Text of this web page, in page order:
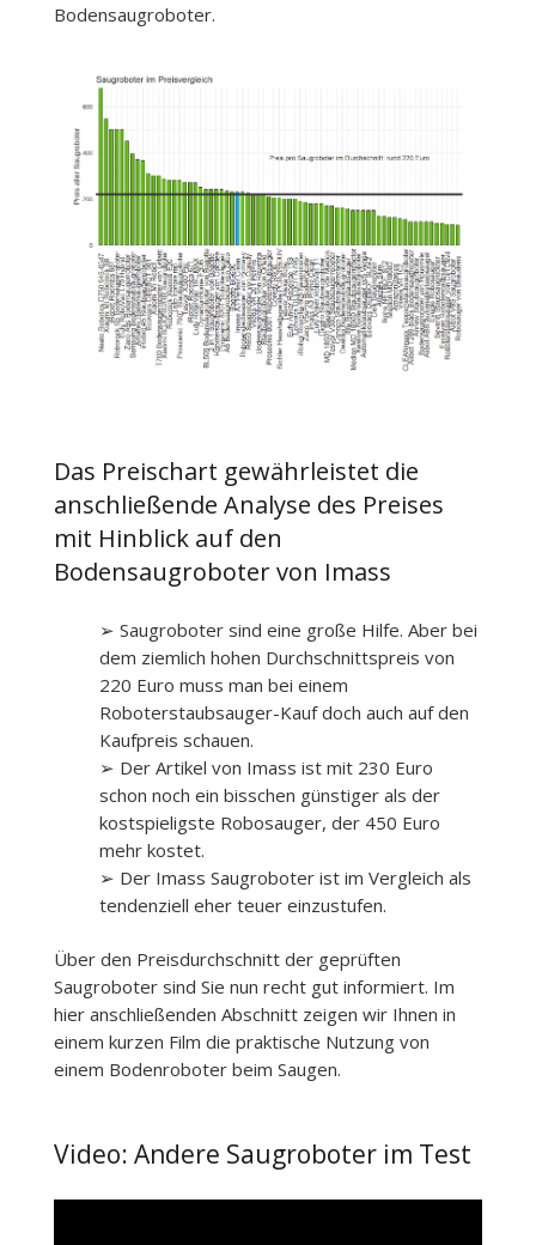
Bodensaugroboter.
Das Preischart gewährleistet die
anschließende Analyse des Preises
mit Hinblick auf den
Bodensaugroboter von Imass
➢ Saugroboter sind eine große Hilfe. Aber bei
dem ziemlich hohen Durchschnittspreis von
220 Euro muss man bei einem
Roboterstaubsauger-Kauf doch auch auf den
Kaufpreis schauen.
➢ Der Artikel von Imass ist mit 230 Euro
schon noch ein bisschen günstiger als der
kostspieligste Robosauger, der 450 Euro
mehr kostet.
➢ Der Imass Saugroboter ist im Vergleich als
tendenziell eher teuer einzustufen.
Über den Preisdurchschnitt der geprüften
Saugroboter sind Sie nun recht gut informiert. Im
hier anschließenden Abschnitt zeigen wir Ihnen in
einem kurzen Film die praktische Nutzung von
einem Bodenroboter beim Saugen.
Video: Andere Saugroboter im Test